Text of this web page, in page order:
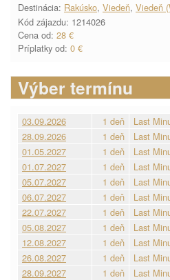
Destinácia: Rakúsko, Viedeň, Viedeň
Kód zájazdu: 1214026
Cena od: 28 €
Príplatky od: 0 €
Výber termínu
03.09.2026 1 deň Last
28.09.2026
1 deň Last
01.05.2027
1 deň Last
01.07.2027
1 deň Last
05.07.2027
1 deň Last
06.07.2027
1 deň Last
22.07.2027
1 deň Last
05.08.2027
1 deň Last
12.08.2027
1 deň Last
26.08.2027
1 deň Last
28.09.2027
1 deň Last